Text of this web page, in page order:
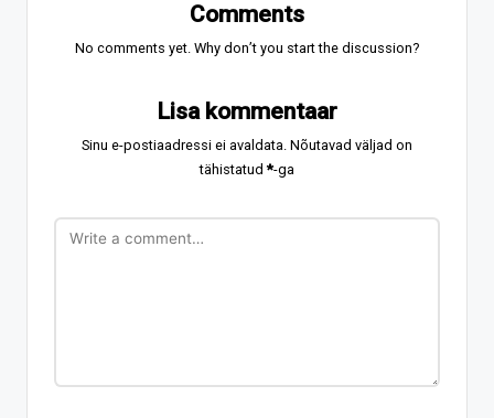
Comments
No comments yet. Why don’t you start the discussion?
Lisa kommentaar
Sinu e-postiaadressi ei avaldata. Nõutavad väljad on
tähistatud*-ga